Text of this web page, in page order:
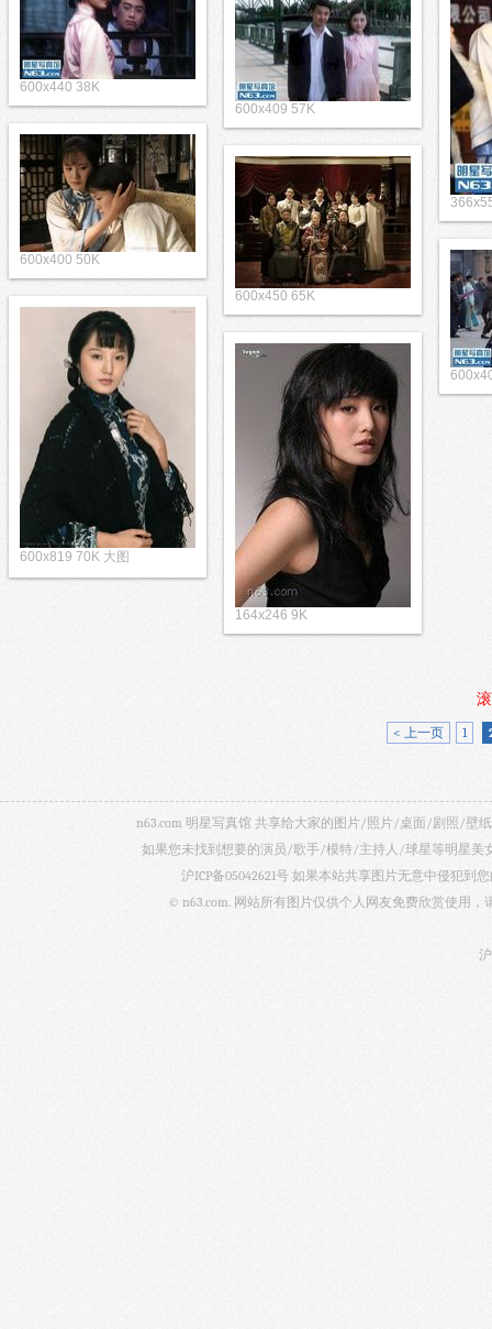
600x440 38K
600x409 57K
600x400 50K
600x450 65K
600x819 70K 大图
164x246 9K
< 上一页 1
n63.com 明星写真馆 共享给大家的图片/照片/桌面/剧照/壁
如果您未找到想要的演员/歌手/模特/主持人/球星等明星美
沪ICP备05042621号 如果本站共享图片无意中侵犯到
© n63.com. 网站所有图片仅供个人网友免费欣赏使用